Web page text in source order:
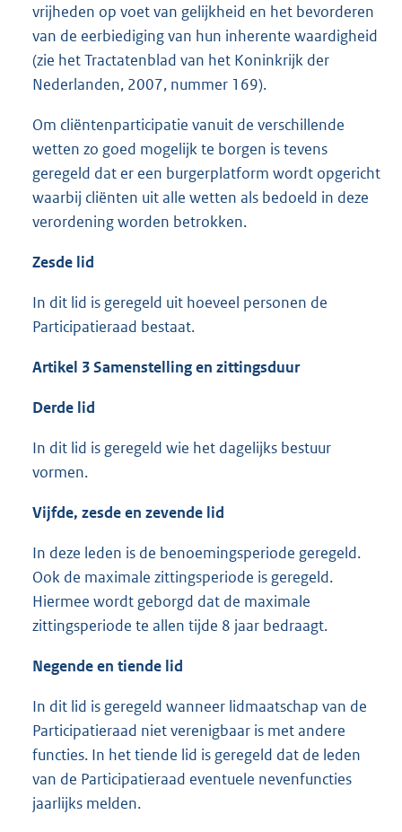
vrijheden op voet van gelijkheid en het bevorderen
van de eerbiediging van hun inherente waardigheid
(zie het Tractatenblad van het Koninkrijk der
Nederlanden, 2007, nummer 169).
Om cliëntenparticipatie vanuit de verschillende
wetten zo goed mogelijk te borgen is tevens
geregeld dat er een burgerplatform wordt opgericht
waarbij cliënten uit alle wetten als bedoeld in deze
verordening worden betrokken.
Zesde lid
In dit lid is geregeld uit hoeveel personen de
Participatieraad bestaat.
Artikel 3 Samenstelling en zittingsduur
Derde lid
In dit lid is geregeld wie het dagelijks bestuur
vormen.
Vijfde, zesde en zevende lid
In deze leden is de benoemingsperiode geregeld.
Ook de maximale zittingsperiode is geregeld.
Hiermee wordt geborgd dat de maximale
zittingsperiode te allen tijde 8 jaar bedraagt.
Negende en tiende lid
In dit lid is geregeld wanneer lidmaatschap van de
Participatieraad niet verenigbaar is met andere
functies. In het tiende lid is geregeld dat de leden
van de Participatieraad eventuele nevenfuncties
jaarlijks melden.